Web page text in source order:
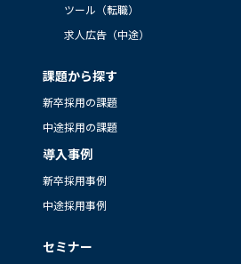
ツール（転職）
求人広告（中途）
課題から探す
新卒採用の課題
中途採用の課題
導入事例
新卒採用事例
中途採用事例
セミナー